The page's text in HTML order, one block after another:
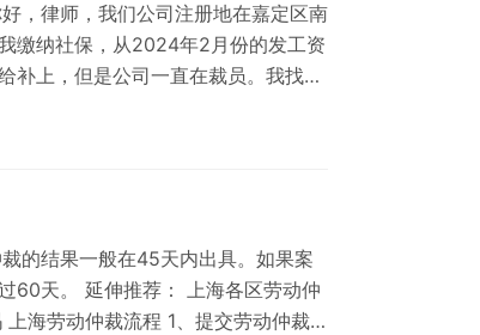
，律师，我们公司注册地在嘉定区南
缴纳社保，从2024年2月份的发工资
补上，但是公司一直在裁员。我找公
公司。 想咨询一下该怎么仲裁，是
进行。根据《中华人民共和国…
的结果一般在45天内出具。如果案
60天。 延伸推荐： 上海各区劳动仲
海劳动仲裁流程 1、提交劳动仲裁